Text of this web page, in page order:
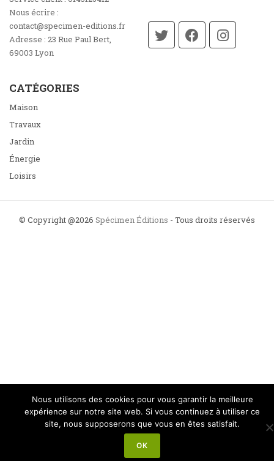
Nous écrire :
contact@specimen-editions.fr
Adresse : 23 Rue Paul Bert,
69003 Lyon
CATÉGORIES
Maison
Travaux
Jardin
Énergie
Loisirs
© Copyright @2026 Spécimen Éditions - Tous droits réservés
Nous utilisons des cookies pour vous garantir la meilleure
expérience sur notre site web. Si vous continuez à utiliser ce
site, nous supposerons que vous en êtes satisfait.
OK